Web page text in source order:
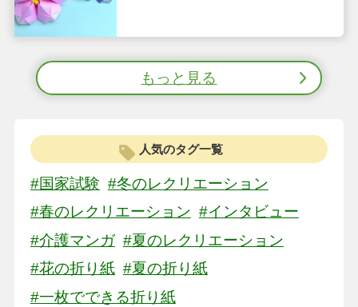
もっと見る
人気のタグ一覧
#国家試験 #冬のレクリエーション
#春のレクリエーション #インタビュー
#介護マンガ #夏のレクリエーション
#花の折り紙 #夏の折り紙
#一枚でできる折り紙